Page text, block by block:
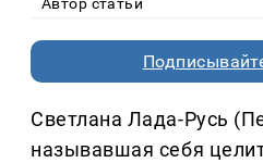
Светлана Лада-Русь
называвшая себя